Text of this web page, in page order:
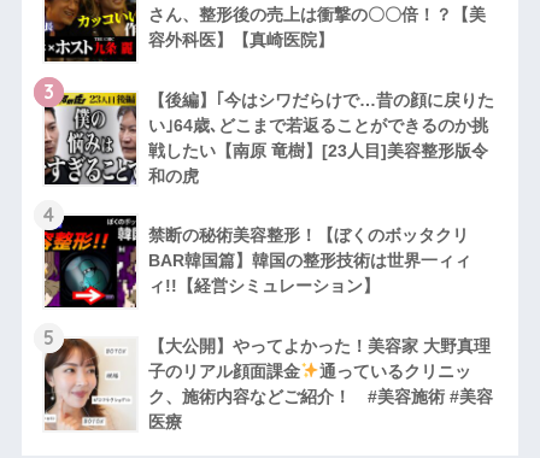
さん、整形後の売上は衝撃の〇〇倍！？【美
容外科医】【真崎医院】
3
【後編】｢今はシワだらけで…昔の顔に戻りた
い｣64歳､どこまで若返ることができるのか挑
戦したい【南原 竜樹】[23人目]美容整形版令
和の虎
4
禁断の秘術美容整形！【ぼくのボッタクリ
BAR韓国篇】韓国の整形技術は世界一ィィ
ィ!!【経営シミュレーション】
5
【大公開】やってよかった！美容家 大野真理
子のリアル顔面課金
通っているクリニッ
ク、施術内容などご紹介！ #美容施術 #美容
医療